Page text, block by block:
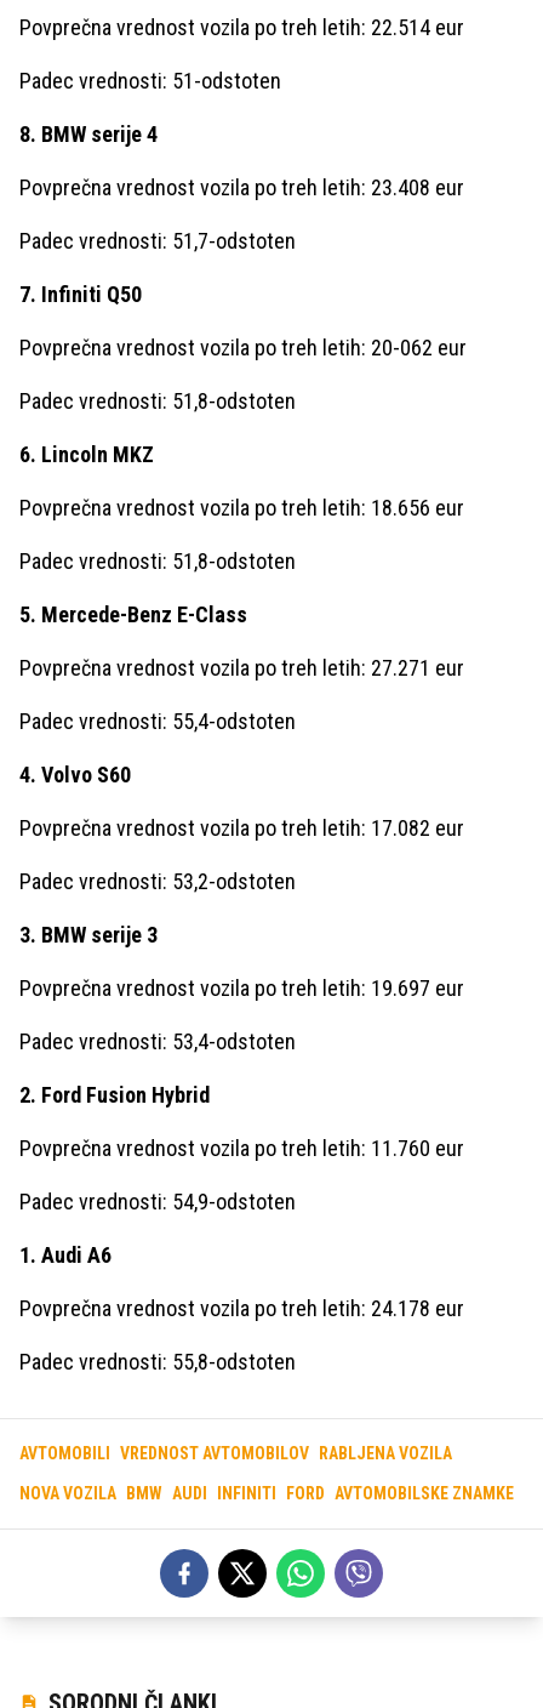
Povprečna vrednost vozila po treh letih: 22.514 eur
Padec vrednosti: 51-odstoten
8. BMW serije 4
Povprečna vrednost vozila po treh letih: 23.408 eur
Padec vrednosti: 51,7-odstoten
7. Infiniti Q50
Povprečna vrednost vozila po treh letih: 20-062 eur
Padec vrednosti: 51,8-odstoten
6. Lincoln MKZ
Povprečna vrednost vozila po treh letih: 18.656 eur
Padec vrednosti: 51,8-odstoten
5. Mercede-Benz E-Class
Povprečna vrednost vozila po treh letih: 27.271 eur
Padec vrednosti: 55,4-odstoten
4. Volvo S60
Povprečna vrednost vozila po treh letih: 17.082 eur
Padec vrednosti: 53,2-odstoten
3. BMW serije 3
Povprečna vrednost vozila po treh letih: 19.697 eur
Padec vrednosti: 53,4-odstoten
2. Ford Fusion Hybrid
Povprečna vrednost vozila po treh letih: 11.760 eur
Padec vrednosti: 54,9-odstoten
1. Audi A6
Povprečna vrednost vozila po treh letih: 24.178 eur
Padec vrednosti: 55,8-odstoten
AVTOMOBILI VREDNOST AVTOMOBILOV RABLJENA VOZILA
NOVA VOZILA BMW AUDI INFINITI FORD AVTOMOBILSKE ZNAMKE